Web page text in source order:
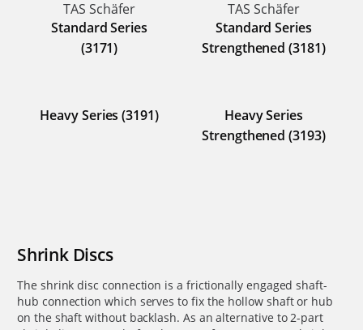
Standard Series
(3171)
Standard Series
Strengthened (3181)
Heavy Series (3191)
Heavy Series
Strengthened (3193)
Shrink Discs
The shrink disc connection is a frictionally engaged shaft-
hub connection which serves to fix the hollow shaft or hub
on the shaft without backlash. As an alternative to 2-part